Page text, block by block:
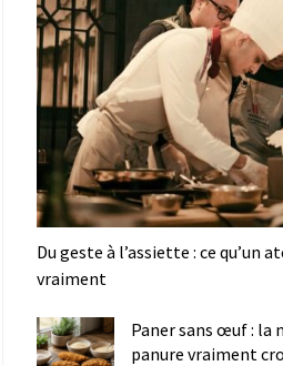
Du geste à l’assiette : ce qu’un
vraiment
Paner sans œuf : la
panure vraiment